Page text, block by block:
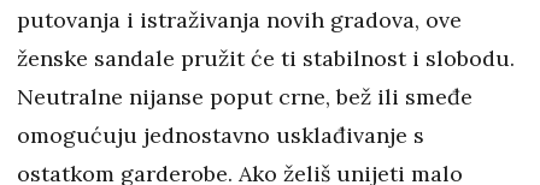
putovanja i istraživanja novih gradova, ove
ženske sandale pružit će ti stabilnost i slobodu.
Neutralne nijanse poput crne, bež ili smeđe
omogućuju jednostavno usklađivanje s
ostatkom garderobe. Ako želiš unijeti malo